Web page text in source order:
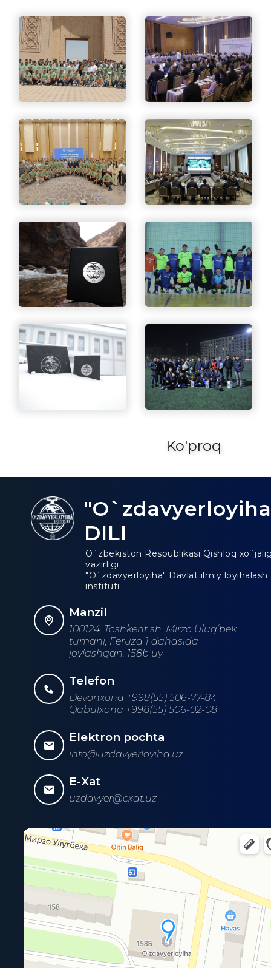
Ko'proq
DILI
O`zbekiston Respublikasi Qishloq
vazirligi
"O`zdavyerloyiha" Davlat ilmiy loyihalash
instituti
Manzil
100124, Toshkent sh, Mirzo Ulug‘bek
tumani, Feruza 1 dahasida
joylashgan, 158b uy
Telefon
Devonxona +998(55) 506-77-84
Qabulxona +998(55) 506-02-08
Elektron pochta
info@uzdavyerloyiha.uz
E-Xat
uzdavyer@exat.uz